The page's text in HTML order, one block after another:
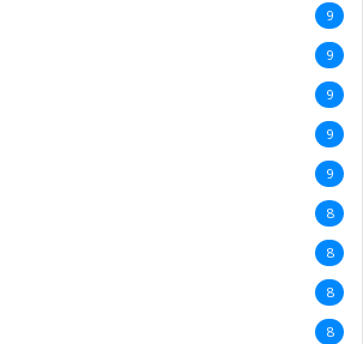
9
9
9
9
9
8
8
8
8